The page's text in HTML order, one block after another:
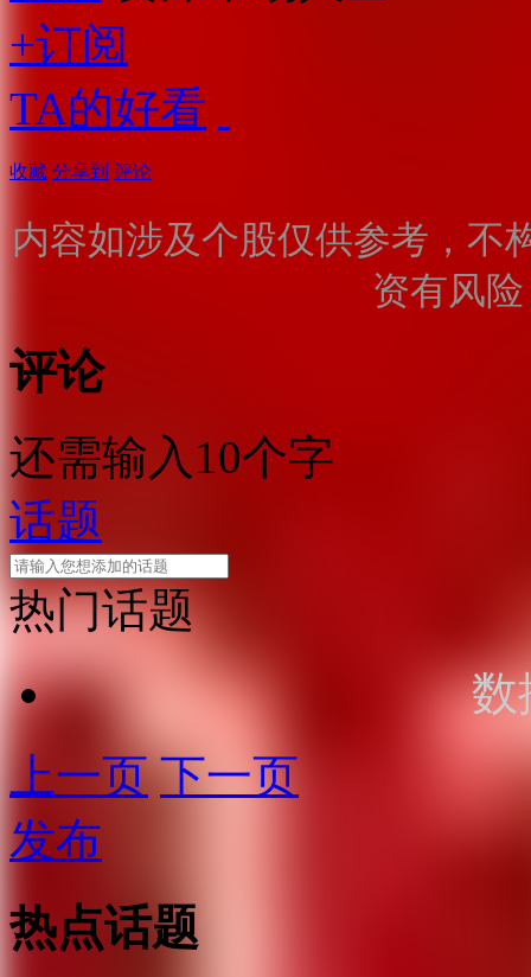
+订阅
TA的好看
收藏 分享到 评论
内容如涉及个股仅供参考，不
资有风
评论
还需输入10个字
话题
热门话题
数
上一页 下一页
发布
热点话题